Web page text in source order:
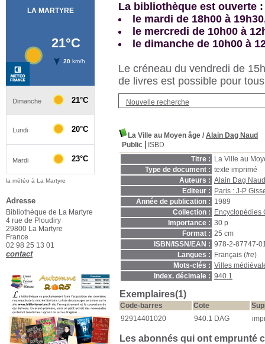
La bibliothèque est ouverte :
le mardi de 18h00 à
le mercredi de 10h00 à
le dimanche de 10h00 à
Le créneau du vendredi de
de livres est possible pour
Nouvelle recherche
La Ville au Moyen âge / Alain Dag Naud
Public
ISBD
Titre :
La Ville au
Type de document : texte imprimé
Auteurs : Alain Dag Naud
Editeur :
Paris : J-P
Année de publication : 1989
Collection :
Encyclopédies
Importance : 30 p
Format : 25 cm
ISBN/ISSN/EAN : 978-2-87747-
Langues :
Français (fre)
Mots-clés : Villes
Index. décimale : 940.1
Exemplaires(1)
Code-barres Cote
92914401020
940.1 DAG
Les abonnés qui ont emprunté
la météo à La Martyre
Adresse
Bibliothèque de La Martyre
4 rue de Ploudiry
29800 La Martyre
France
02 98 25 13 01
contact